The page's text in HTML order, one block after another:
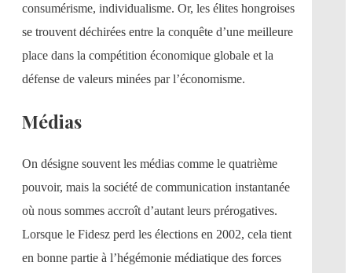
consumérisme, individualisme. Or, les élites hongroises
se trouvent déchirées entre la conquête d’une meilleure
place dans la compétition économique globale et la
défense de valeurs minées par l’économisme.
Médias
On désigne souvent les médias comme le quatrième
pouvoir, mais la société de communication instantanée
où nous sommes accroît d’autant leurs prérogatives.
Lorsque le Fidesz perd les élections en 2002, cela tient
en bonne partie à l’hégémonie médiatique des forces